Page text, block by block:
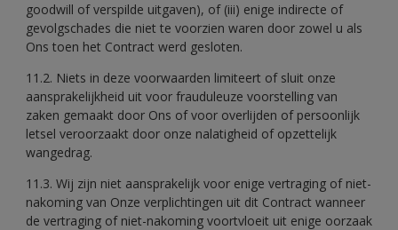
goodwill of verspilde uitgaven), of (iii) enige indirecte of
gevolgschades die niet te voorzien waren door zowel u als
Ons toen het Contract werd gesloten.
11.2. Niets in deze voorwaarden limiteert of sluit onze
aansprakelijkheid uit voor frauduleuze voorstelling van
zaken gemaakt door Ons of voor overlijden of persoonlijk
letsel veroorzaakt door onze nalatigheid of opzettelijk
wangedrag.
11.3. Wij zijn niet aansprakelijk voor enige vertraging of niet-
nakoming van Onze verplichtingen uit dit Contract wanneer
de vertraging of niet-nakoming voortvloeit uit enige oorzaak